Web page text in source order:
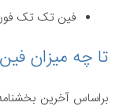
فین تک تک
تا چه میزان
براساس آخرین